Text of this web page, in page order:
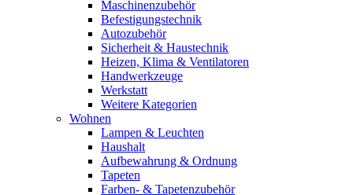
Maschinenzubehör
Befestigungstechnik
Autozubehör
Sicherheit & Haustechnik
Heizen, Klima & Ventilatoren
Handwerkzeuge
Werkstatt
Weitere Kategorien
Wohnen
Lampen & Leuchten
Haushalt
Aufbewahrung & Ordnung
Tapeten
Farben- & Tapetenzubehör